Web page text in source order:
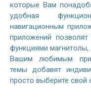
которые Вам
удобная
навигационным
приложений
функциями
Вашим любимым
темы добавят
просто выберите свой